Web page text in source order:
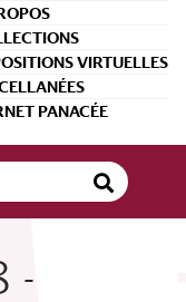
VIRTUELLES
PANACÉE
-